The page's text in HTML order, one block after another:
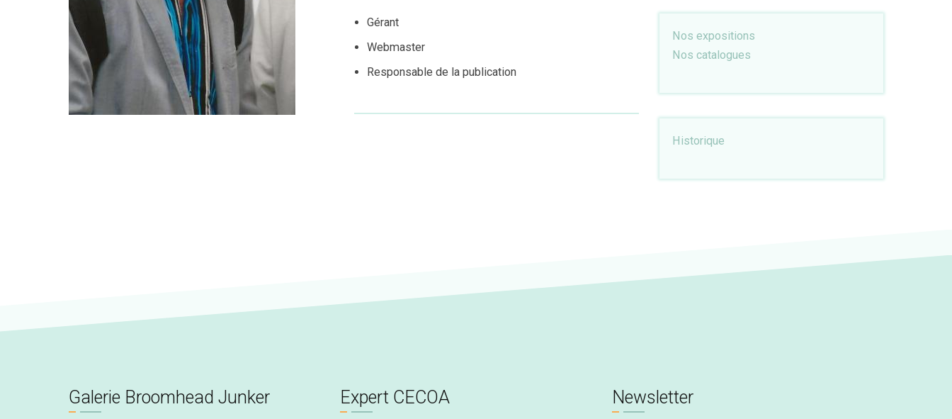
Gérant
Webmaster
Responsable de la publication
Nos expositions
Nos catalogues
Historique
Galerie Broomhead Junker Expert CECOA Newsletter